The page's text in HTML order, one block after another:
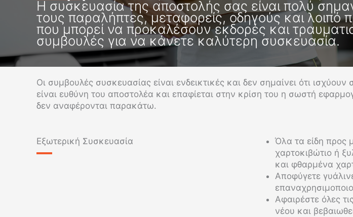
Η συσκευασία της αποστολής σας είναι πολύ
τους παραλήπτες, μεταφορείς, οδηγούς και
που μπορεί να προκαλέσουν εκδορές και
συμβουλές για να κάνετε καλύτερη συσκευασία.
Οι συμβουλές συσκευασίας είναι ενδεικτικές και δεν σημαίνει ότι
είναι ευθύνη του αποστολέα και επαφίεται στην κρίση του η σωστή
δεν αναφέρονται παρακάτω.
Εξωτερική Συσκευασία
Όλα τα είδη προς
χαρτοκιβώτιο ή
και φθαρμένα
Αποφύγετε
Αφαιρέστε όλες
νέου και